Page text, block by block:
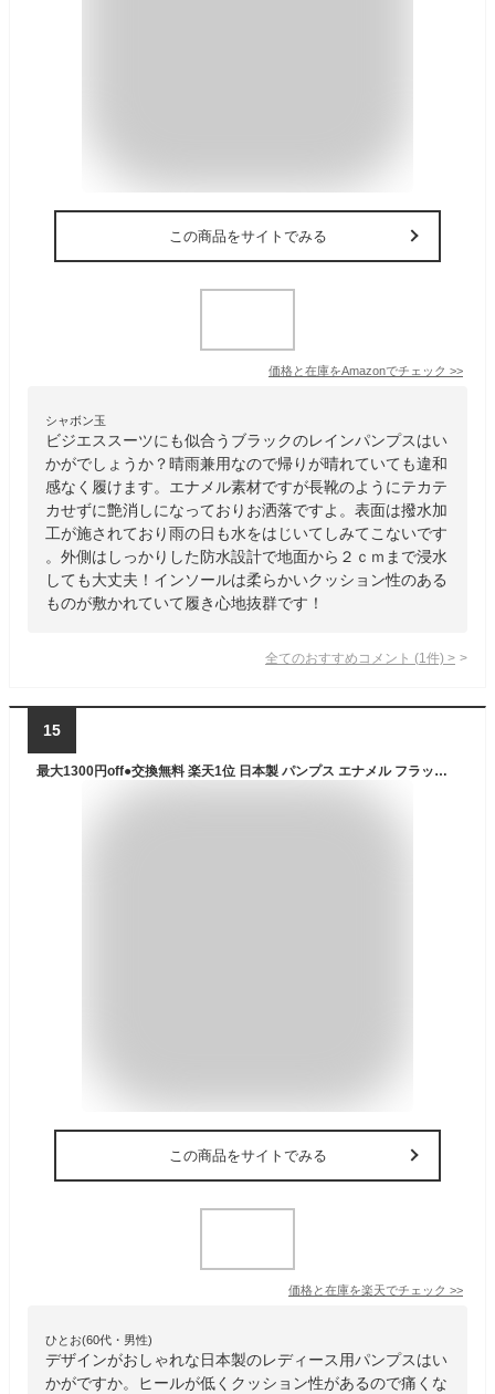
この商品をサイトでみる
価格と在庫をAmazonでチェック >>
シャボン玉
ビジエススーツにも似合うブラックのレインパンプスはい
かがでしょうか？晴雨兼用なので帰りが晴れていても違和
感なく履けます。エナメル素材ですが長靴のようにテカテ
カせずに艶消しになっておりお洒落ですよ。表面は撥水加
工が施されており雨の日も水をはじいてしみてこないです
。外側はしっかりした防水設計で地面から２ｃｍまで浸水
しても大丈夫！インソールは柔らかいクッション性のある
ものが敷かれていて履き心地抜群です！
全てのおすすめコメント (1 件) >
15
最大1300円off●交換無料 楽天1位 日本製 パンプス エナメル フラット ぺたんこ 痛くない クッション 歩きやすい 履きやすい 走れる 長時間 足 疲れない ローヒール ビジュー きらきら 飾り 靴 レディース シューズ 楽ちん 幅広 オフィス 仕事 フォーマル 防水
この商品をサイトでみる
価格と在庫を楽天でチェック >>
ひとお(60代・男性)
デザインがおしゃれな日本製のレディース用パンプスはい
かがですか。ヒールが低くクッション性があるので痛くな